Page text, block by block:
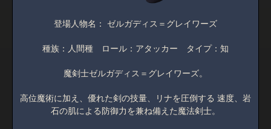
登場人物名： ゼルガディス＝グレイワーズ
種族：人間種 ロール：アタッカー タイプ：知
魔剣士ゼルガディス＝グレイワーズ。
高位魔術に加え、優れた剣の技量、リナを圧倒する 速度、岩
石の肌による防御力を兼ね備えた魔法剣士。